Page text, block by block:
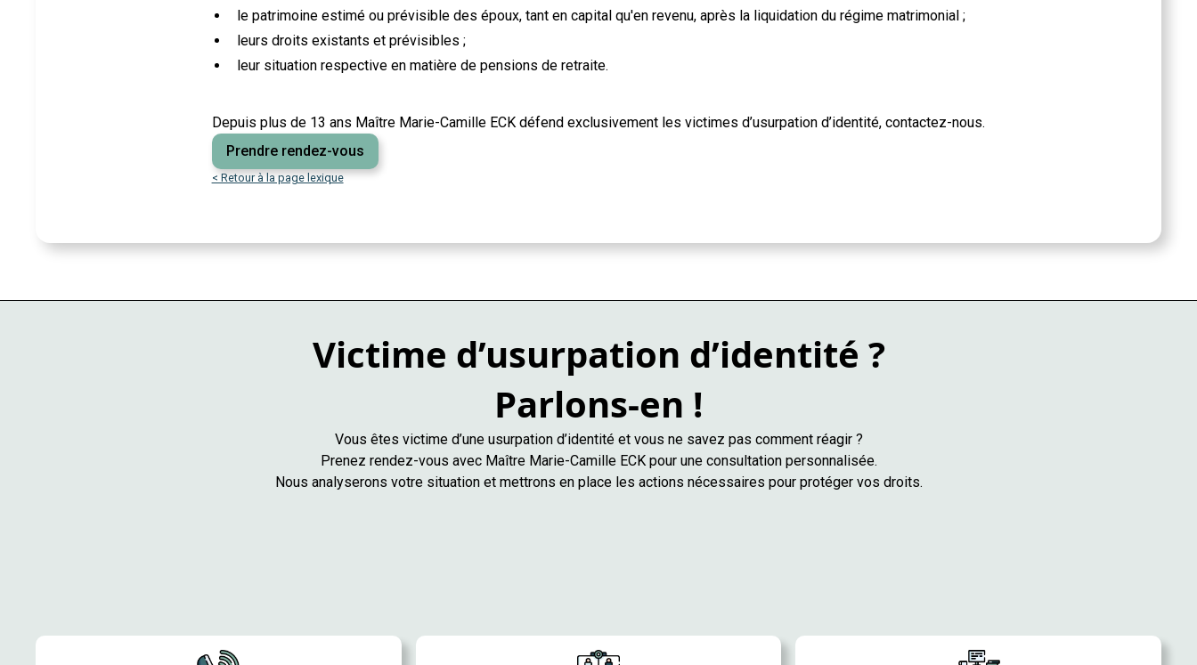
le patrimoine estimé ou prévisible des époux, tant en capital qu'en revenu, après la liquidation du régime matrimonial ;
leurs droits existants et prévisibles ;
leur situation respective en matière de pensions de retraite.
Depuis plus de 13 ans Maître Marie-Camille ECK défend exclusivement les victimes d’usurpation d’identité, contactez-nous.
Prendre rendez-vous
< Retour à la page lexique
Victime d’usurpation d’identité ?
Parlons-en !
Vous êtes victime d’une usurpation d’identité et vous ne savez pas comment réagir ?
Prenez rendez-vous avec Maître Marie-Camille ECK pour une consultation personnalisée.
Nous analyserons votre situation et mettrons en place les actions nécessaires pour protéger vos droits.